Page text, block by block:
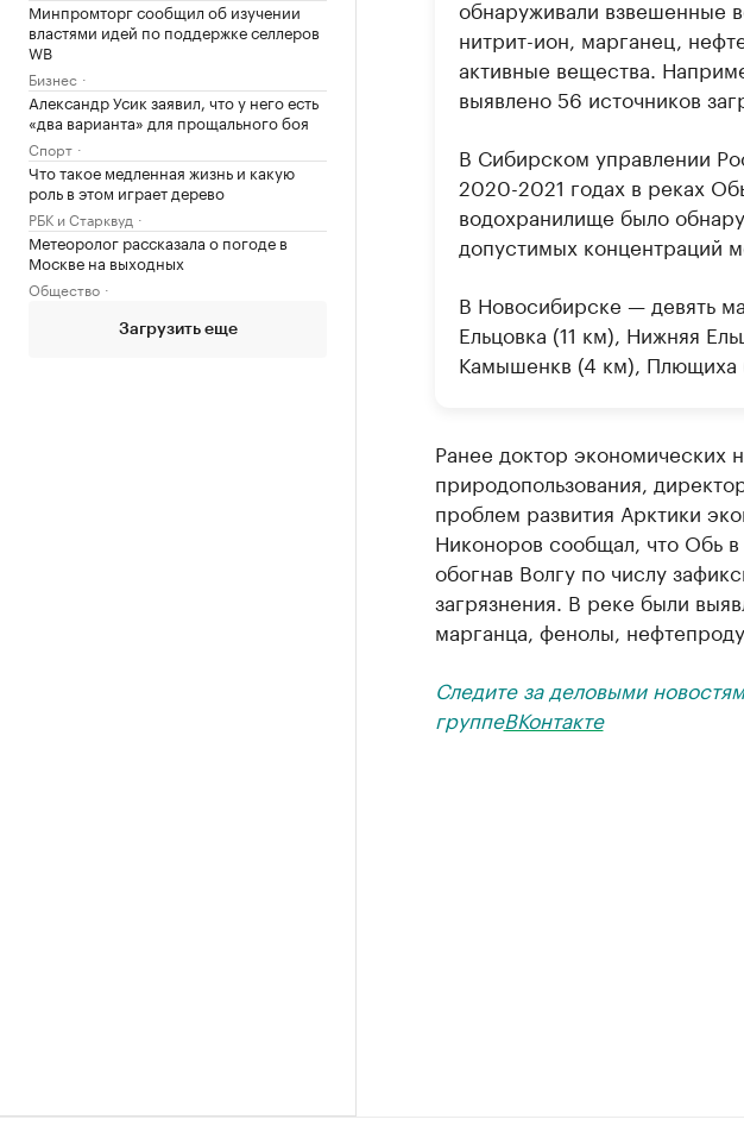
Минпромторг сообщил об изучении
властями идей по поддержке селлеров
WB
Бизнес
Александр Усик заявил, что у него есть
«два варианта» для прощального боя
Спорт
Что такое медленная жизнь и какую
роль в этом играет дерево
РБК и Старквуд
Метеоролог рассказала о погоде в
Москве на выходных
Общество
Загрузить еще
обнаруживали взвешенные
нитрит-ион, марганец,
активные вещества.
выявлено 56 источников
В Сибирском управлении
2020-2021 годах в реках
водохранилище было
допустимых концентраций
В Новосибирске — девять
Ельцовка (11 км), Нижняя
Камышенкв (4 км), Плющиха
Ранее доктор
природопользования,
проблем развития Арктики
Никоноров сообщал, что Обь в
обогнав Волгу по числу
загрязнения. В реке были
марганца, фенолы,
Следите за деловыми
группеВКонтакте